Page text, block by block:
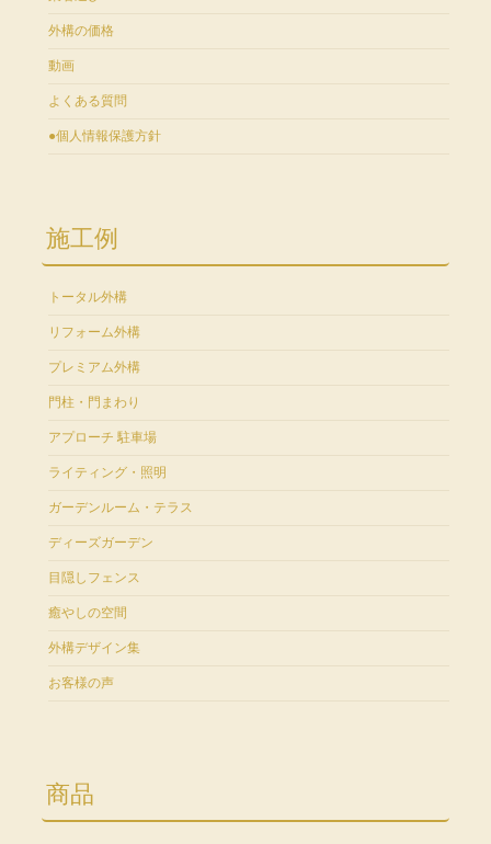
外構の価格
動画
よくある質問
●個人情報保護方針
施工例
トータル外構
リフォーム外構
プレミアム外構
門柱・門まわり
アプローチ 駐車場
ライティング・照明
ガーデンルーム・テラス
ディーズガーデン
目隠しフェンス
癒やしの空間
外構デザイン集
お客様の声
商品